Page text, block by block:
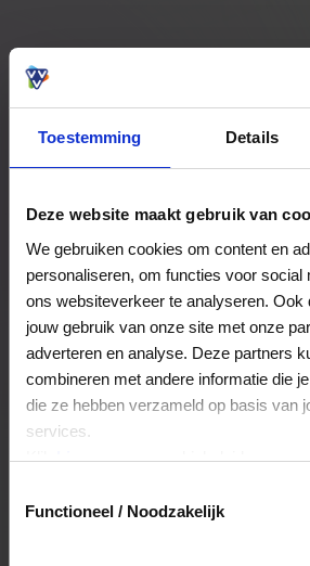
Toestemming Details
Deze website maakt gebruik van
We gebruiken cookies om content en
personaliseren, om functies voor social
ons websiteverkeer te analyseren. Ook
jouw gebruik van onze site met onze
adverteren en analyse. Deze partners
combineren met andere informatie die
die ze hebben verzameld op basis van
services.
Klikhiervoor ons cookiebeleid.
Functioneel / Noodzakelijk
Drogisterij te Boekhorst
Rijksweg 107
7011DT Gaanderen
Veelgestelde Vragen
Hoelang blijft mijn saldo